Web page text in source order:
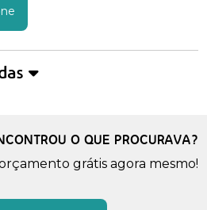
O QUE PROCURAVA?
grátis agora mesmo!